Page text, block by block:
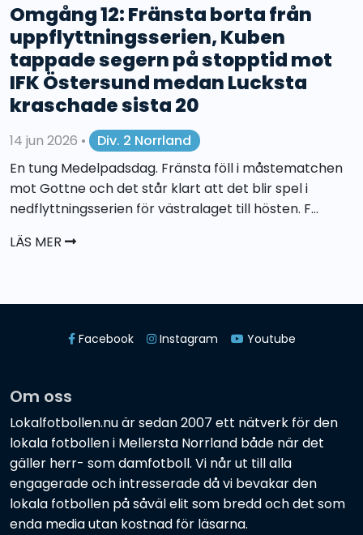
Omgång 12: Fränsta borta från
uppflyttningsserien, Kuben
tappade segern på stopptid mot
IFK Östersund medan Lucksta
kraschade sista 20
14 jun 2026 •
Div. 2 Norrland
En tung Medelpadsdag. Fränsta föll i måstematchen
mot Gottne och det står klart att det blir spel i
nedflyttningsserien för västralaget till hösten. F...
LÄS MER
Facebook Instagram Youtube
Om oss
Lokalfotbollen.nu är sedan 2007 ett nätverk för den
lokala fotbollen i Mellersta Norrland både när det
gäller herr- som damfotboll. Vi når ut till alla
engagerade och intresserade då vi bevakar den
lokala fotbollen på såväl elit som bredd och det som
enda media utan kostnad för läsarna.